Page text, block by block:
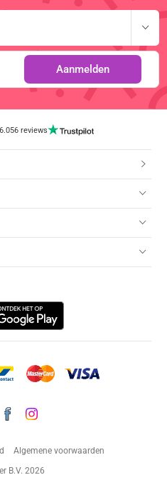
Aanmelden
reviews
Algemene voorwaarden
B.V. 2026